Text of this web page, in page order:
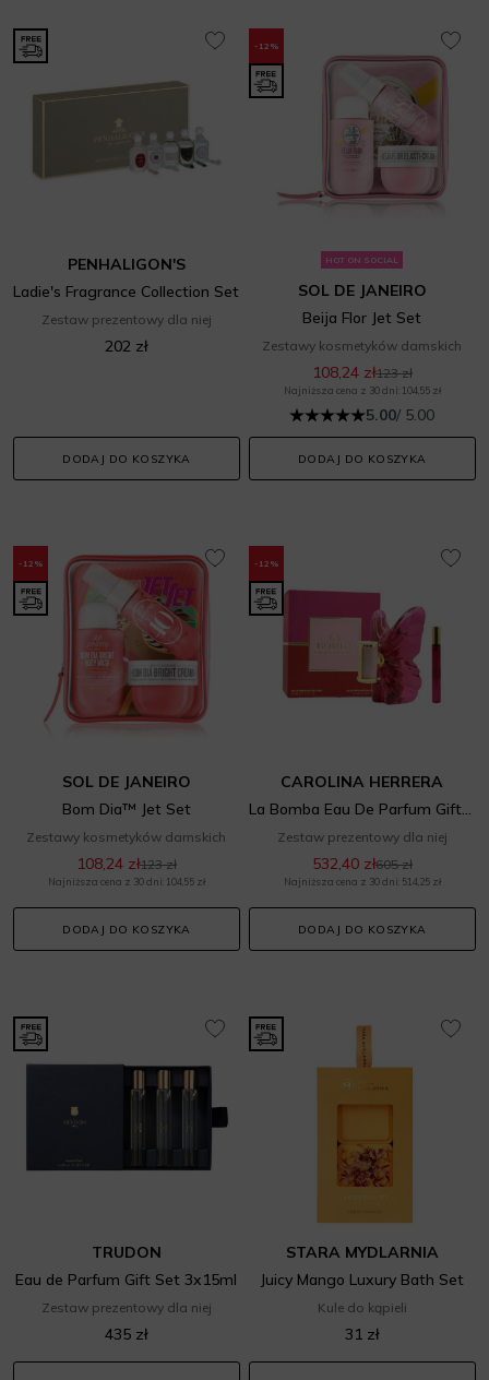
PENHALIGON'S
Ladie's Fragrance Collection Set
Zestaw prezentowy dla niej
202 zł
DODAJ DO KOSZYKA
-12%
HOT ON SOCIAL
SOL DE JANEIRO
Beija Flor Jet Set
Zestawy kosmetyków damskich
108,24 zł123 zł
Najniższa cena z 30 dni: 104,55 zł
5.00/ 5.00
DODAJ DO KOSZYKA
-12%
SOL DE JANEIRO
Bom Dia™ Jet Set
Zestawy kosmetyków damskich
108,24 zł123 zł
Najniższa cena z 30 dni: 104,55 zł
DODAJ DO KOSZYKA
-12%
CAROLINA HERRERA
La Bomba Eau De Parfum Gift Set
Zestaw prezentowy dla niej
532,40 zł605 zł
Najniższa cena z 30 dni: 514,25 zł
DODAJ DO KOSZYKA
TRUDON
Eau de Parfum Gift Set 3x15ml
Zestaw prezentowy dla niej
435 zł
STARA MYDLARNIA
Juicy Mango Luxury Bath Set
Kule do kąpieli
31 zł